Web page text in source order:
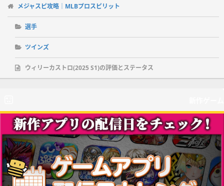
メジャスピ攻略｜MLBプロスピリット
選手
ツインズ
ウィリーカストロ(2025 S1)の評価とステータス